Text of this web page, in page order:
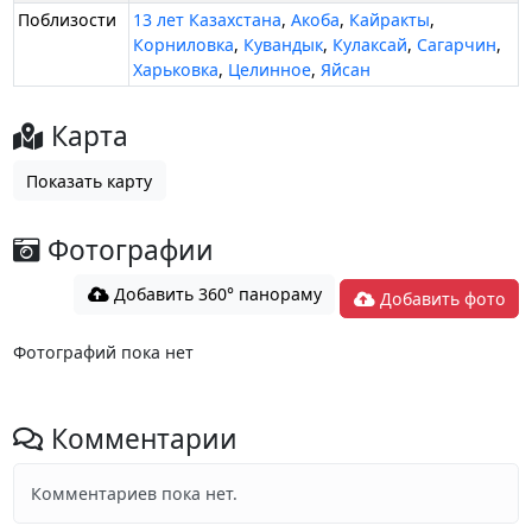
Поблизости 13 лет Казахстана,Акоба, Кайракты,
Корниловка, Кувандык, Кулаксай, Сагарчин,
Харьковка, Целинное,Яйсан
Карта
Показать карту
Фотографии
Добавить 360° панораму Добавить фото
Фотографий пока нет
Комментарии
Комментариев пока нет.